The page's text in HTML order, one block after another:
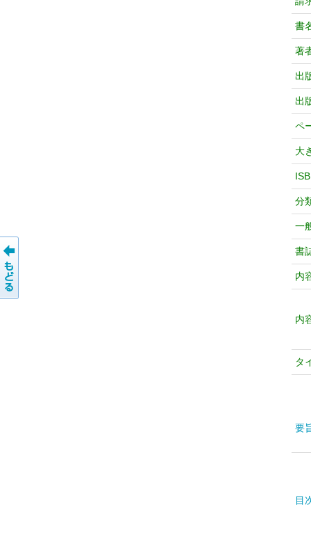
書
著
出
出
ペ
大
分
一
書
内
内
タ
要
目